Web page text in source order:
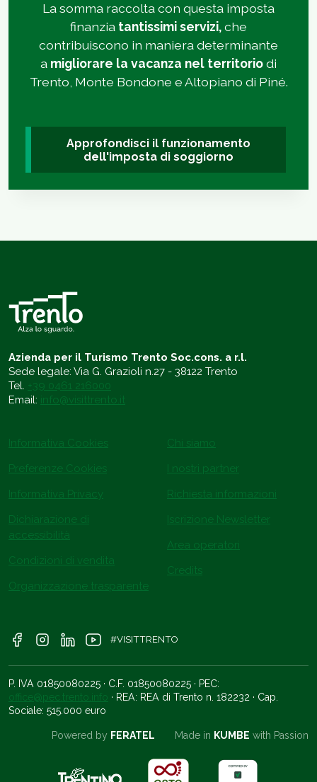
La somma raccolta con questa imposta
finanzia tantissimi servizi,che
contribuiscono in maniera determinante
a migliorare la vacanza nel territoriodi
Trento, Monte Bondone e Altopiano di Piné.
Approfondisci il funzionamento
dell'imposta di soggiorno
Azienda per il Turismo Trento Soc.cons. a r.l.
Sede legale: Via G. Grazioli n.27 - 38122 Trento
Tel. +39 0461 216000
Email: info@visittrento.it
Informativa Cookies
Preferenze Cookies
Informativa Privacy
Dichiarazione di
accessibilità
Condizioni di vendita
Organizzazione trasparente
Chi siamo
I nostri partner
Richiesta informazioni
Iscrizione Newsletter
Area operatori
Credits
#VISITTRENTO
P. IVA 01850080225 · C.F. 01850080225 · PEC:
office@pec.trento.info · REA: REA di Trento n. 182232 · Cap.
Sociale: 515.000 euro
Powered by FERATEL Made in KUMBE with Passion